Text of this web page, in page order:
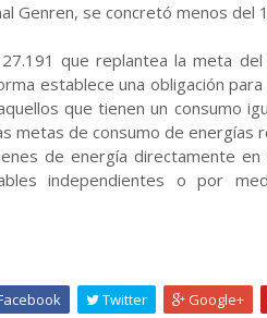
Genren, se concretó menos del
que replantea la meta
establece una obligación
que tienen un consumo
metas de consumo de energías
de energía directamente
independientes o por
Twitter Google+